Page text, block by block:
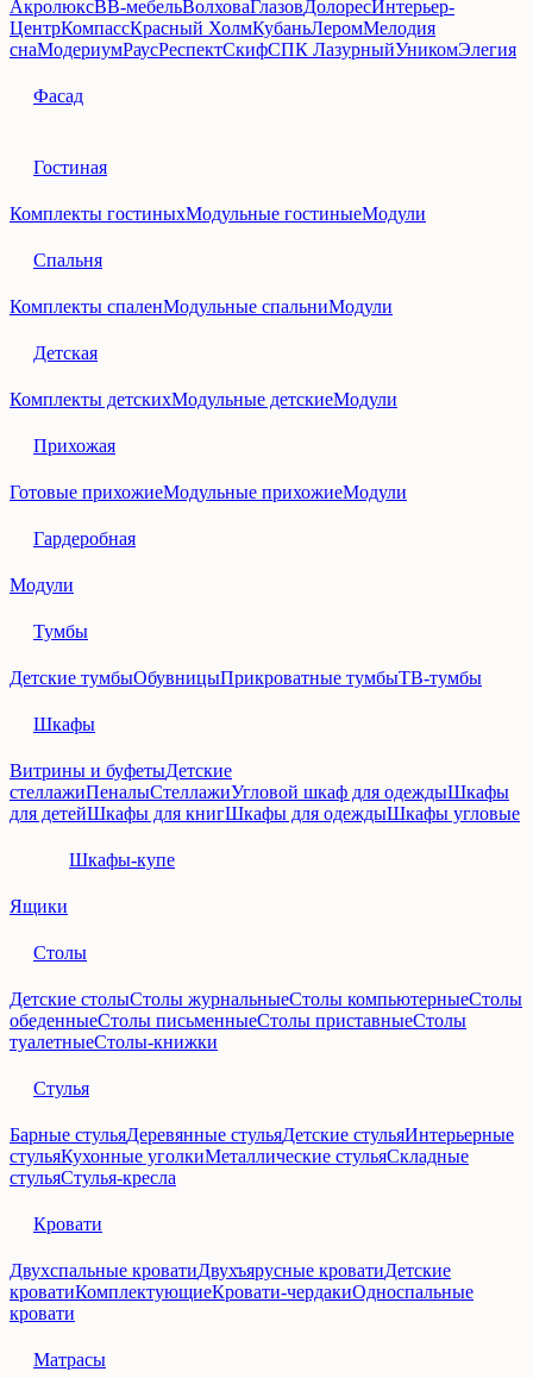
АкролюксВВ‑мебельВолховаГлазовДолоресИнтерьер-
ЦентрКомпассКрасный ХолмКубаньЛеромМелодия
снаМодериумРаусРеспектСкифСПК ЛазурныйУникомЭлегия
Фасад
Гостиная
Комплекты гостиныхМодульные гостиныеМодули
Спальня
Комплекты спаленМодульные спальниМодули
Детская
Комплекты детскихМодульные детскиеМодули
Прихожая
Готовые прихожиеМодульные прихожиеМодули
Гардеробная
Модули
Тумбы
Детские тумбыОбувницыПрикроватные тумбыТВ-тумбы
Шкафы
Витрины и буфетыДетские
стеллажиПеналыСтеллажиУгловой шкаф для одеждыШкафы
для детейШкафы для книгШкафы для одеждыШкафы угловые
Шкафы-купе
Ящики
Столы
Детские столыСтолы журнальныеСтолы компьютерныеСтолы
обеденныеСтолы письменныеСтолы приставныеСтолы
туалетныеСтолы-книжки
Стулья
Барные стульяДеревянные стульяДетские стульяИнтерьерные
стульяКухонные уголкиМеталлические стульяСкладные
стульяСтулья-кресла
Кровати
Двухспальные кроватиДвухъярусные кроватиДетские
кроватиКомплектующиеКровати-чердакиОдноспальные
кровати
Матрасы